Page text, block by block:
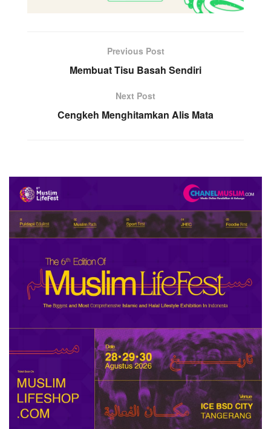
Previous Post
Membuat Tisu Basah Sendiri
Next Post
Cengkeh Menghitamkan Alis Mata